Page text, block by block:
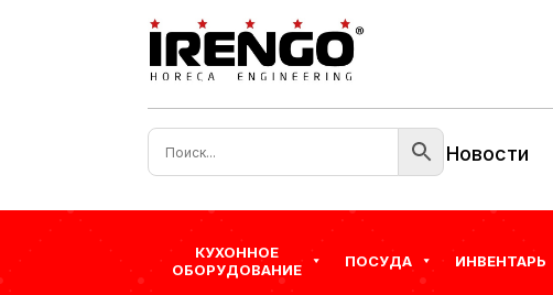
Новости
КУХОННОЕ
ОБОРУДОВАНИЕ
ПОСУДА ИНВЕНТАРЬ